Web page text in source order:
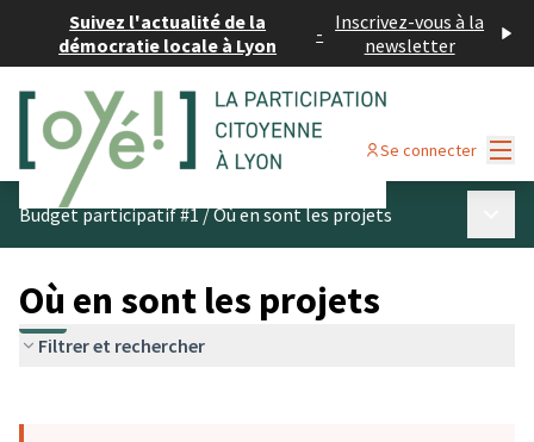
Suivez l'actualité de la
démocratie locale à Lyon
- Inscrivez-vous à la
newsletter
Se connecter
Budget participatif #1/Où en sont les projets
Où en sont les projets
Filtrer et rechercher